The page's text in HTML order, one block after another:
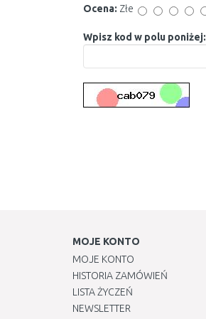
Ocena: Złe
Wpisz kod w polu poniżej:
MOJE KONTO
MOJE KONTO
HISTORIA ZAMÓWIEŃ
LISTA ŻYCZEŃ
NEWSLETTER